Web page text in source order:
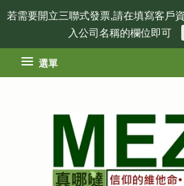
若需要開立三聯式發票,請在填寫客戶
入公司名稱的欄位即可
選單